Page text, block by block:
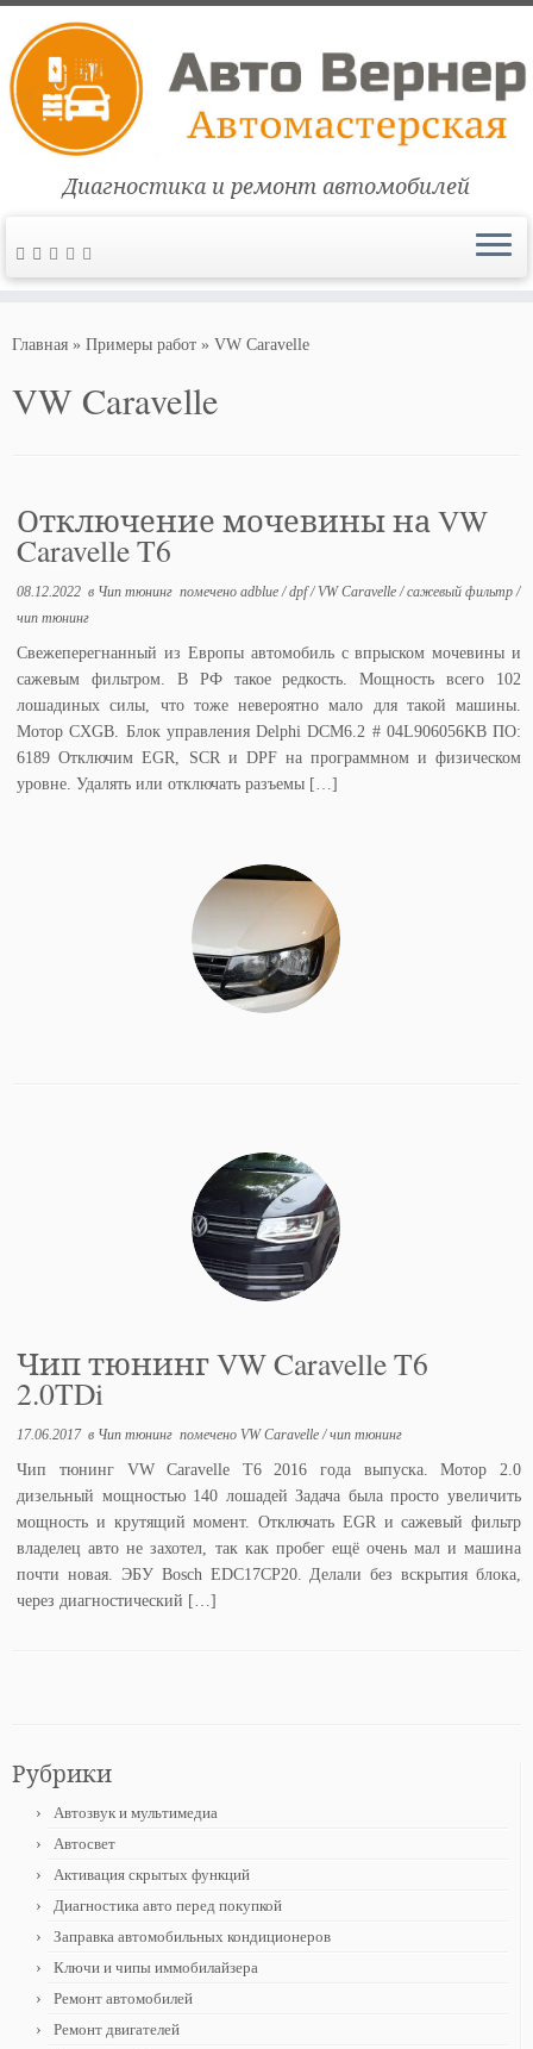
Диагностика и ремонт автомобилей
Главная » Примеры работ » VW Caravelle
VW Caravelle
Отключение мочевины на VW
Caravelle T6
08.12.2022 в Чип тюнинг помеченоadblue/dpf/ VW Caravelle/сажевый фильтр/
чип тюнинг
Свежеперегнанный из Европы автомобиль с впрыском мочевины и
сажевым фильтром. В РФ такое редкость. Мощность всего 102
лошадиных силы, что тоже невероятно мало для такой машины.
Мотор CXGB. Блок управления Delphi DCM6.2 # 04L906056KB ПО:
6189 Отключим EGR, SCR и DPF на программном и физическом
уровне. Удалять или отключать разъемы […]
Чип тюнинг VW Caravelle T6
2.0TDi
17.06.2017в Чип тюнинг помечено VW Caravelle/чип тюнинг
Чип тюнинг VW Caravelle T6 2016 года выпуска. Мотор 2.0
дизельный мощностью 140 лошадей Задача была просто увеличить
мощность и крутящий момент. Отключать EGR и сажевый фильтр
владелец авто не захотел, так как пробег ещё очень мал и машина
почти новая. ЭБУ Bosch EDC17CP20. Делали без вскрытия блока,
через диагностический […]
Рубрики
Автозвук и мультимедиа
Автосвет
Активация скрытых функций
Диагностика авто перед покупкой
Заправка автомобильных кондиционеров
Ключи и чипы иммобилайзера
Ремонт автомобилей
Ремонт двигателей